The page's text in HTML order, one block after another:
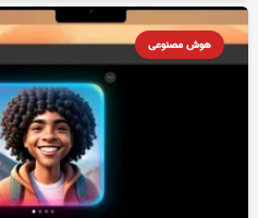
هوش مصنوعی